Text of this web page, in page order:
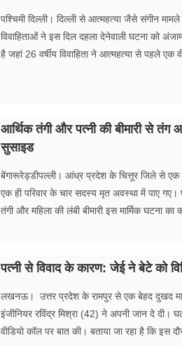
पश्चिमी दिल्ली। दिल्ली से आत्महत्या जैसे संगीन
विवाहिताओं ने इस दिल दहला देनेवाली घटना को
है जहां 26 वर्षीय विवाहिता ने आत्महत्या से पहले एक
आर्थिक तंगी और पत्नी की बीमारी से तंग
सुसाइड
बेंगारूरेड्डीपल्ली। आंध्र प्रदेश के चित्तूर जिले से
एक ही परिवार के चार सदस्य मृत अवस्था में पाए
तंगी और महिला की लंबी बीमारी इस मार्मिक घटना का
पत्नी से विवाद के कारण: जेई ने बेटे को
लखनऊ। उत्तर प्रदेश के रामपुर से एक बेहद दुखद
इंजीनियर रविंद्र मिश्रा (42) ने अपनी जान दे दी।
वीडियो कॉल पर बात की। बताया जा रहा है कि इस